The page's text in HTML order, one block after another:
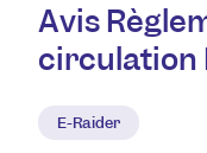
Avis
circulation
E-Raider